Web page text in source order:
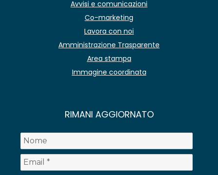
Avvisi e comunicazioni
Co-marketing
Lavora con noi
Amministrazione Trasparente
Area stampa
Immagine coordinata
RIMANI AGGIORNATO